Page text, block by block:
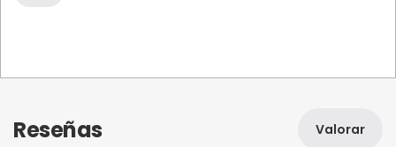
Reseñas Valorar